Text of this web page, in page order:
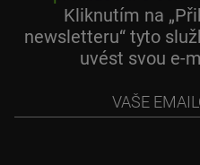
Kliknutím na
newsletteru“ tyto
uvést svou e-
adresa